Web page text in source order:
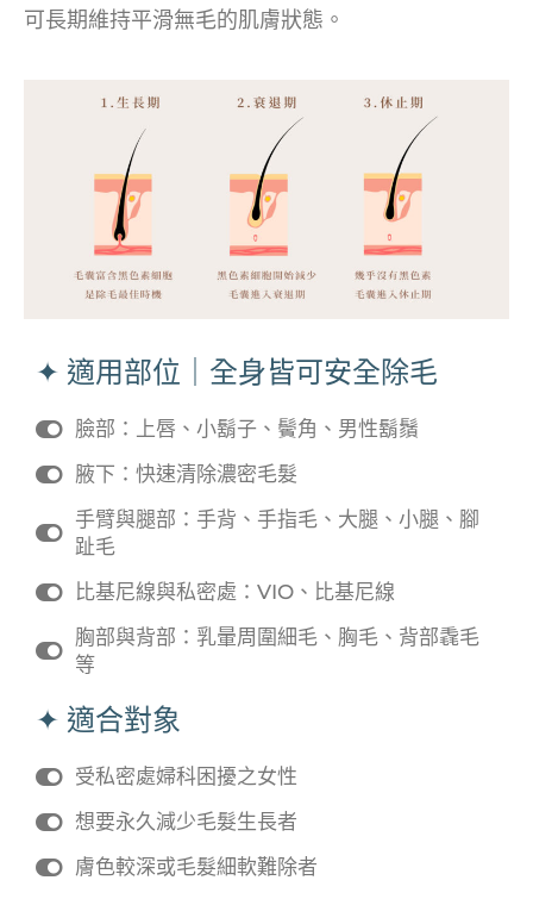
可長期維持平滑無毛的肌膚狀態。
✦ 適用部位｜全身皆可安全除毛
臉部：上唇、小鬍子、鬢角、男性鬍鬚
腋下：快速清除濃密毛髮
手臂與腿部：手背、手指毛、大腿、小腿、腳
趾毛
比基尼線與私密處：VIO、比基尼線
胸部與背部：乳暈周圍細毛、胸毛、背部毳毛
等
✦ 適合對象
受私密處婦科困擾之女性
想要永久減少毛髮生長者
膚色較深或毛髮細軟難除者